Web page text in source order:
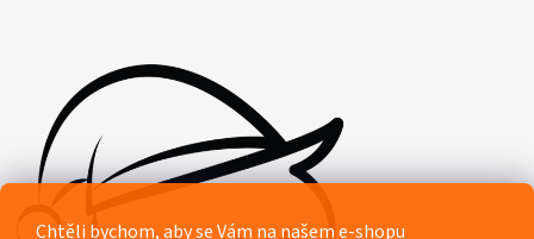
Chtěli bychom, aby se Vám na našem e-shopu